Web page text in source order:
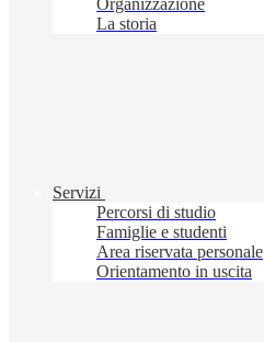
Organizzazione
La storia
Servizi
Percorsi di studio
Famiglie e studenti
Area riservata personale
Orientamento in uscita